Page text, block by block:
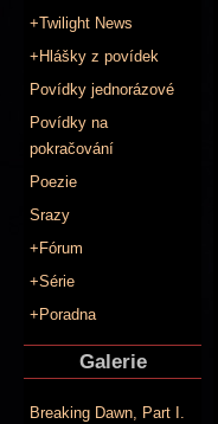
+Twilight News
+Hlášky z povídek
Povídky jednorázové
Povídky na
pokračování
Poezie
Srazy
+Fórum
+Série
+Poradna
Galerie
Breaking Dawn, Part I.